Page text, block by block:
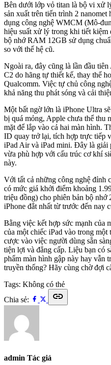
Bên dưới lớp vỏ titan là bộ vi xử
sản xuất trên tiến trình 2
dụng công nghệ WMCM (Mô-
hiệu suất xử lý trong khi tiết
bộ nhớ RAM 12GB sử dụng
so với thế hệ cũ.
Ngoài ra, đây cũng là lần đầu
C2 do hãng tự thiết kế, thay thế
Qualcomm. Việc tự chủ công
khả năng thu phát sóng và cải
Một bất ngờ lớn là iPhone Ultra
bị quá mỏng, Apple chưa thể thu
mặt để lắp vào cả hai màn hình.
ID quay trở lại, tích hợp trực tiếp
iPad Air và iPad mini. Đây là giải
vừa phù hợp với cấu trúc cơ khí
này.
Với tất cả những công nghệ đỉnh
có mức giá khởi điểm khoảng
triệu đồng) cho phiên bản bộ
iPhone đắt nhất từ trước đến nay
Bằng việc kết hợp sức mạnh của
của một chiếc iPad vào trong
cược vào việc người dùng sẵn
tiện lợi và đẳng cấp. Liệu bạn có
phẩm màn hình gập này hay vẫn
truyền thống? Hãy cùng chờ đợi
Tags: Không có thẻ
Chia sẻ:
link
admin Tác giả